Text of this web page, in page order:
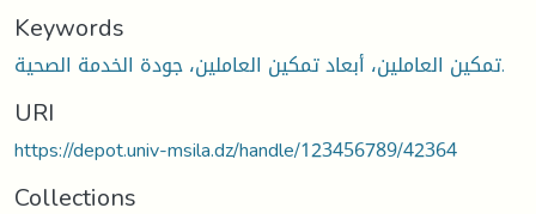
Keywords
تمكين العاملين، أبعاد تمكين العاملين، جودة الخدمة الصحية.
URI
https://depot.univ-msila.dz/handle/123456789/42364
Collections